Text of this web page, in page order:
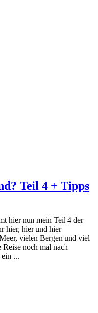
Teil 4 + Tipps
hier nun mein Teil 4 der
hier, hier und hier
vielen Bergen und viel
noch mal nach
...